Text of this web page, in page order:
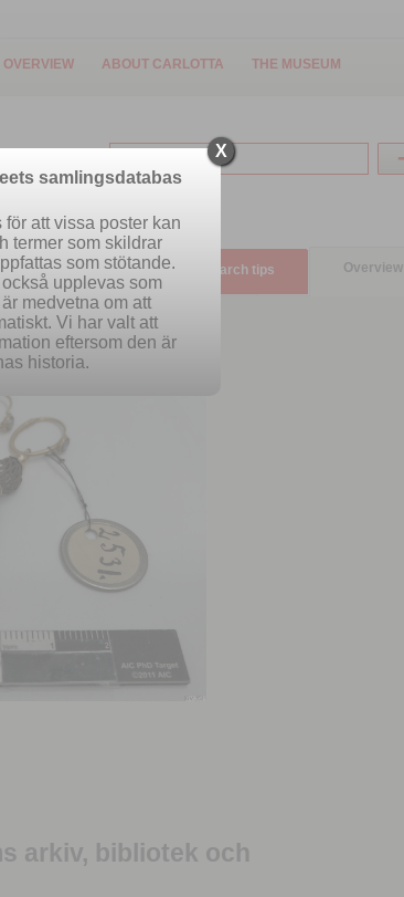
OVERVIEW ABOUT CARLOTTA THE MUSEUM
Advanced search Search tips Overview
arkiv, bibliotek och
X
samlingsdatabas
att vissa poster kan
termer som skildrar
som stötande.
upplevas som
medvetna om att
Vi har valt att
eftersom den är
historia.